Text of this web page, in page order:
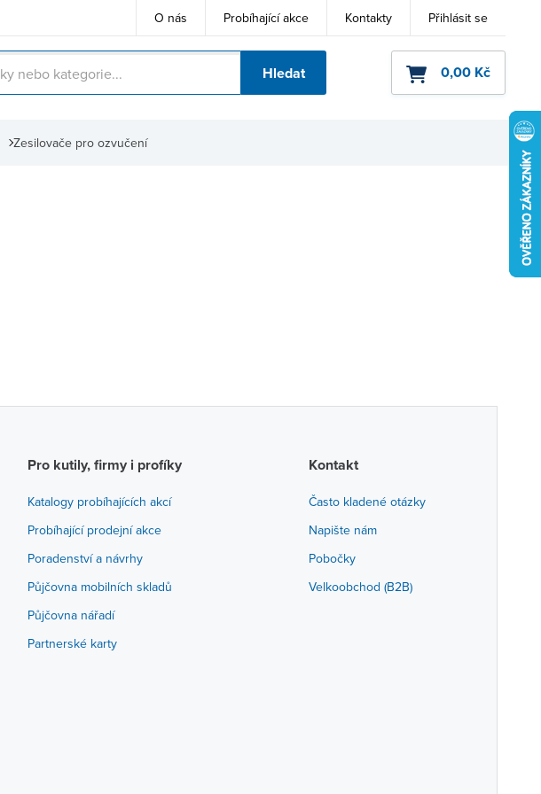
O nás Probíhající akce Kontakty Přihlásit se
Hledat 0,00 Kč
Zesilovače pro ozvučení
Pro kutily, firmy i profíky
Katalogy probíhajících akcí
Probíhající prodejní akce
Poradenství a návrhy
Půjčovna mobilních skladů
Půjčovna nářadí
Partnerské karty
Kontakt
Často kladené otázky
Napište nám
Pobočky
Velkoobchod (B2B)